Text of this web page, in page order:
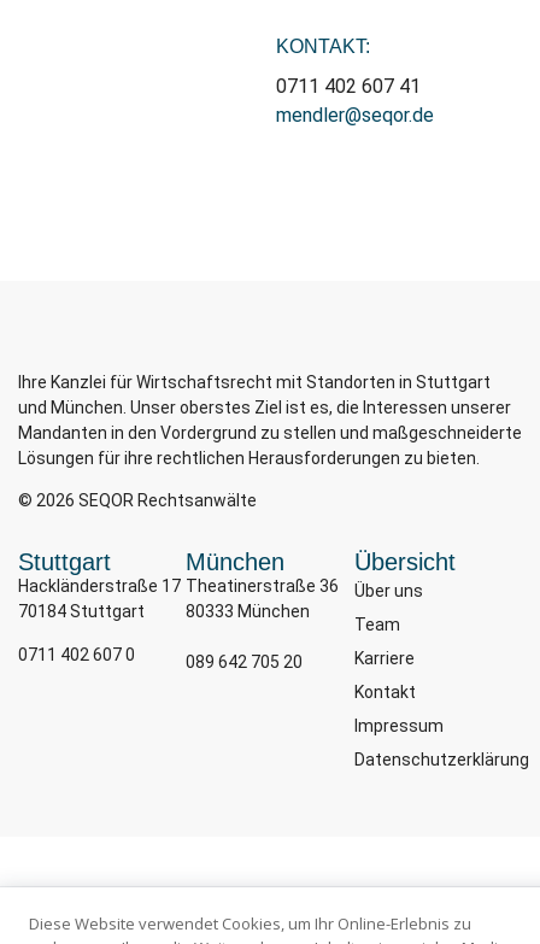
KONTAKT:
0711 402 607 41
mendler@seqor.de
Ihre Kanzlei für Wirtschaftsrecht mit Standorten in Stuttgart
und München. Unser oberstes Ziel ist es, die Interessen unserer
Mandanten in den Vordergrund zu stellen und maßgeschneiderte
Lösungen für ihre rechtlichen Herausforderungen zu bieten.
© 2026 SEQOR Rechtsanwälte
Stuttgart
Hackländerstraße 17
70184 Stuttgart
0711 402 607 0
München
Theatinerstraße 36
80333 München
089 642 705 20
Übersicht
Über uns
Team
Karriere
Kontakt
Impressum
Datenschutzerklärung
Diese Website verwendet Cookies, um Ihr Online-Erlebnis zu